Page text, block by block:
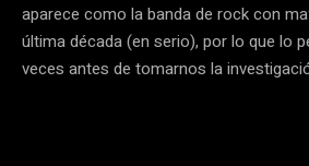
aparece como la banda de rock con
última década (en serio), por lo que lo
veces antes de tomarnos la